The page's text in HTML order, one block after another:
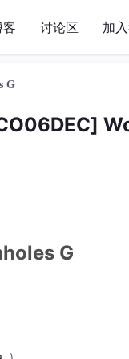
客 讨论区 加
G
G